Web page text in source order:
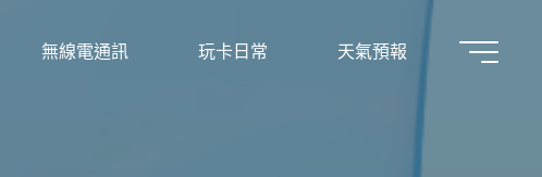
無線電通訊 玩卡日常 天氣預報